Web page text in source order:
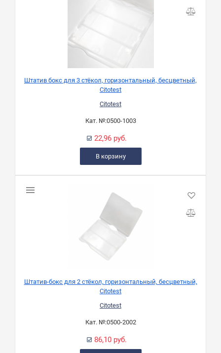
Штатив бокс для 3 стёкол, горизонтальный, бесцветный,
Citotest
Citotest
Кат. №:0500-1003
22,96 руб.
В корзину
Штатив-бокс для 2 стёкол, горизонтальный, бесцветный,
Citotest
Citotest
Кат. №:0500-2002
86,10 руб.